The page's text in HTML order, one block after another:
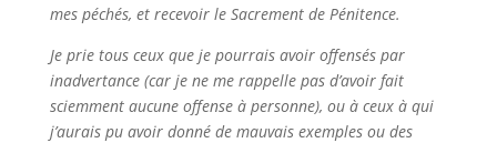
mes péchés, et recevoir le Sacrement de Pénitence.
Je prie tous ceux que je pourrais avoir offensés par
inadvertance (car je ne me rappelle pas d’avoir fait
sciemment aucune offense à personne), ou à ceux à qui
j’aurais pu avoir donné de mauvais exemples ou des